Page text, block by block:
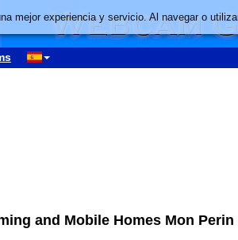
and Mobile Homes Mon Perin
04:23
mejor experiencia y servicio. Al navegar o